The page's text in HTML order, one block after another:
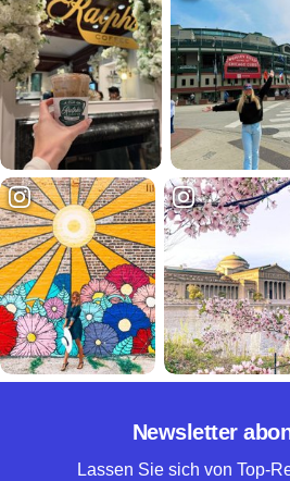
Newsletter
Lassen Sie sich von Top-